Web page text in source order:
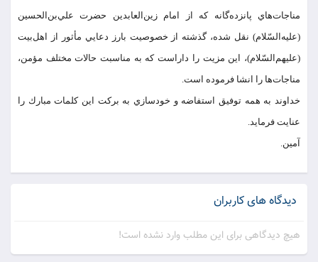
مناجات‌هاي پانزده‌گانه كه از امام زين‌العابدين حضرت علي‌بن‌الحسين
(عليه‌السّلام) نقل شده، گذشته از خصوصيت بارز دعايي مأثور از اهل‌بيت
(عليهم‌السّلام)، اين مزيت را داراست كه به مناسبت حالات مختلف مؤمن،
مناجات‌ها را انشا فرموده است.
خداوند به همه توفيق استفاضه و خودسازي به بركت اين كلمات مبارك را
عنايت فرمايد.
آمين.
دیدگاه های کاربران
هیچ دیدگاهی برای این مطلب وارد نشده است!